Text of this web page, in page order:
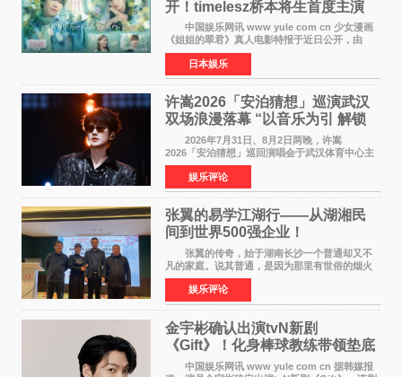
开！timelesz桥本将生首度主演
12月4日上映
中国娱乐网讯 www yule com cn 少女漫画
《姐姐的翠君》真人电影特报于近日公开，由
timelesz成员桥本将生担任主演，这也是他首次
担任电影主演，引发高度关注。 女高中生咲
苗翠（中岛瑠菜
日本娱乐
许嵩2026「安泊猜想」巡演武汉
双场浪漫落幕 “以音乐为引 解锁
江城记忆”
2026年7月31日、8月2日两晚，许嵩
2026「安泊猜想」巡回演唱会于武汉体育中心主
体育场盛大开唱。许嵩与数万歌迷在此相聚，从
浪漫惬意的舞台设计到充满诚意与惊喜的现场互
动，共同开启了一场关于
娱乐评论
张翼的易学江湖行——从湖湘民
间到世界500强企业！
张翼的传奇，始于湖南长沙一个普通却又不
凡的家庭。说其普通，是因为那里有世俗的烟火
气；说其不凡，是因为家中有一位洞悉天地玄机
的长者——他的爷爷。作为当地的风水师，爷爷
是张翼走进易学
娱乐评论
金宇彬确认出演tvN新剧
《Gift》！化身棒球教练带领垫底
球队逆袭
中国娱乐网讯 www yule com cn 据韩媒报